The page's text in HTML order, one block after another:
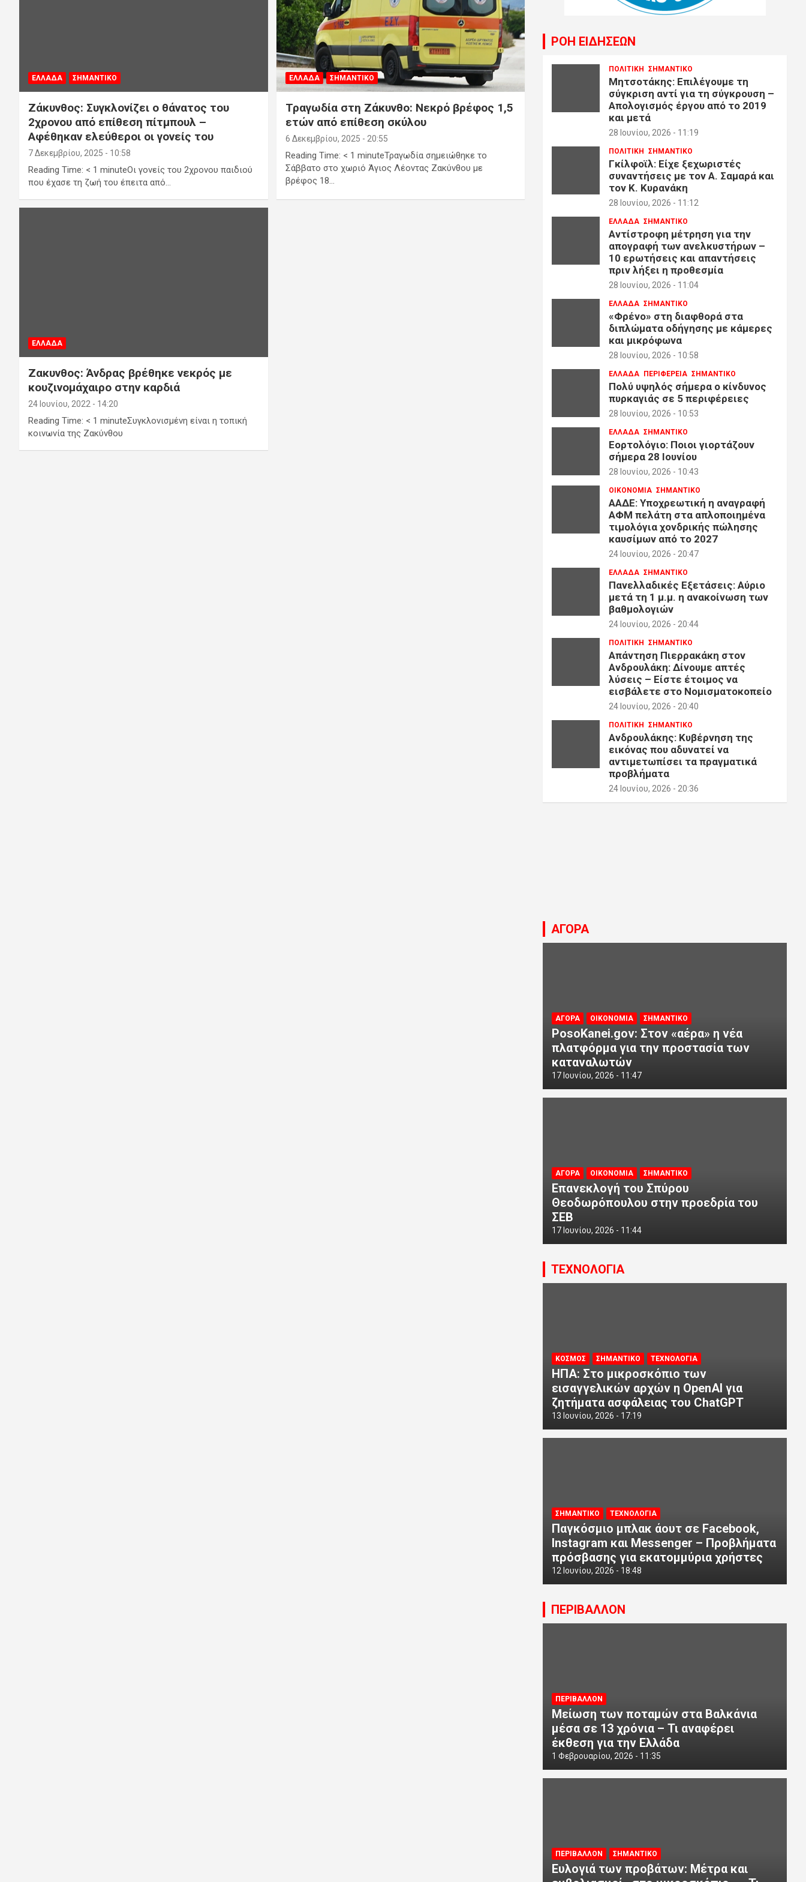
ΕΛΛΑΔΑ ΣΗΜΑΝΤΙΚΟ
Ζάκυνθος: Συγκλονίζει ο θάνατος του
2χρονου από επίθεση πίτμπουλ –
Αφέθηκαν ελεύθεροι οι γονείς του
7 Δεκεμβρίου, 2025 - 10:58
Reading Time: < 1 minuteΟι γονείς του 2χρονου παιδιού
που έχασε τη ζωή του έπειτα από…
ΕΛΛΑΔΑ ΣΗΜΑΝΤΙΚΟ
Τραγωδία στη Ζάκυνθο: Νεκρό βρέφος 1,5
ετών από επίθεση σκύλου
6 Δεκεμβρίου, 2025 - 20:55
Reading Time: < 1 minuteΤραγωδία σημειώθηκε το
Σάββατο στο χωριό Άγιος Λέοντας Ζακύνθου με
βρέφος 18…
ΕΛΛΑΔΑ
Ζακυνθος: Άνδρας βρέθηκε νεκρός με
κουζινομάχαιρο στην καρδιά
24 Ιουνίου, 2022 - 14:20
Reading Time: < 1 minuteΣυγκλονισμένη είναι η τοπική
κοινωνία της Ζακύνθου
ΡΟΗ ΕΙΔΗΣΕΩΝ
ΠΟΛΙΤΙΚΗ ΣΗΜΑΝΤΙΚΟ
Μητσοτάκης: Επιλέγουμε τη
σύγκριση αντί για τη σύγκρουση –
Απολογισμός έργου από το 2019
και μετά
28 Ιουνίου, 2026 - 11:19
ΠΟΛΙΤΙΚΗ ΣΗΜΑΝΤΙΚΟ
Γκίλφοϊλ: Είχε ξεχωριστές
συναντήσεις με τον Α. Σαμαρά και
τον Κ. Κυρανάκη
28 Ιουνίου, 2026 - 11:12
ΕΛΛΑΔΑ ΣΗΜΑΝΤΙΚΟ
Αντίστροφη μέτρηση για την
απογραφή των ανελκυστήρων –
10 ερωτήσεις και απαντήσεις
πριν λήξει η προθεσμία
28 Ιουνίου, 2026 - 11:04
ΕΛΛΑΔΑ ΣΗΜΑΝΤΙΚΟ
«Φρένο» στη διαφθορά στα
διπλώματα οδήγησης με κάμερες
και μικρόφωνα
28 Ιουνίου, 2026 - 10:58
ΕΛΛΑΔΑ ΠΕΡΙΦΕΡΕΙΑ ΣΗΜΑΝΤΙΚΟ
Πολύ υψηλός σήμερα ο κίνδυνος
πυρκαγιάς σε 5 περιφέρειες
28 Ιουνίου, 2026 - 10:53
ΕΛΛΑΔΑ ΣΗΜΑΝΤΙΚΟ
Εορτολόγιο: Ποιοι γιορτάζουν
σήμερα 28 Ιουνίου
28 Ιουνίου, 2026 - 10:43
ΟΙΚΟΝΟΜΙΑ ΣΗΜΑΝΤΙΚΟ
ΑΑΔΕ: Υποχρεωτική η αναγραφή
ΑΦΜ πελάτη στα απλοποιημένα
τιμολόγια χονδρικής πώλησης
καυσίμων από το 2027
24 Ιουνίου, 2026 - 20:47
ΕΛΛΑΔΑ ΣΗΜΑΝΤΙΚΟ
Πανελλαδικές Εξετάσεις: Αύριο
μετά τη 1 μ.μ. η ανακοίνωση των
βαθμολογιών
24 Ιουνίου, 2026 - 20:44
ΠΟΛΙΤΙΚΗ ΣΗΜΑΝΤΙΚΟ
Απάντηση Πιερρακάκη στον
Ανδρουλάκη: Δίνουμε απτές
λύσεις – Είστε έτοιμος να
εισβάλετε στο Νομισματοκοπείο
24 Ιουνίου, 2026 - 20:40
ΠΟΛΙΤΙΚΗ ΣΗΜΑΝΤΙΚΟ
Ανδρουλάκης: Κυβέρνηση της
εικόνας που αδυνατεί να
αντιμετωπίσει τα πραγματικά
προβλήματα
24 Ιουνίου, 2026 - 20:36
ΑΓΟΡΑ
ΑΓΟΡΑ ΟΙΚΟΝΟΜΙΑ ΣΗΜΑΝΤΙΚΟ
PosoKanei.gov: Στον «αέρα» η νέα
πλατφόρμα για την προστασία των
καταναλωτών
17 Ιουνίου, 2026 - 11:47
ΑΓΟΡΑ ΟΙΚΟΝΟΜΙΑ ΣΗΜΑΝΤΙΚΟ
Επανεκλογή του Σπύρου
Θεοδωρόπουλου στην προεδρία του
ΣΕΒ
17 Ιουνίου, 2026 - 11:44
ΤΕΧΝΟΛΟΓΙΑ
ΚΟΣΜΟΣ ΣΗΜΑΝΤΙΚΟ ΤΕΧΝΟΛΟΓΙΑ
ΗΠΑ: Στο μικροσκόπιο των
εισαγγελικών αρχών η OpenAI για
ζητήματα ασφάλειας του ChatGPT
13 Ιουνίου, 2026 - 17:19
ΣΗΜΑΝΤΙΚΟ ΤΕΧΝΟΛΟΓΙΑ
Παγκόσμιο μπλακ άουτ σε Facebook,
Instagram και Messenger – Προβλήματα
πρόσβασης για εκατομμύρια χρήστες
12 Ιουνίου, 2026 - 18:48
ΠΕΡΙΒΑΛΛΟΝ
ΠΕΡΙΒΑΛΛΟΝ
Μείωση των ποταμών στα Βαλκάνια
μέσα σε 13 χρόνια – Τι αναφέρει
έκθεση για την Ελλάδα
1 Φεβρουαρίου, 2026 - 11:35
ΠΕΡΙΒΑΛΛΟΝ ΣΗΜΑΝΤΙΚΟ
Ευλογιά των προβάτων: Μέτρα και